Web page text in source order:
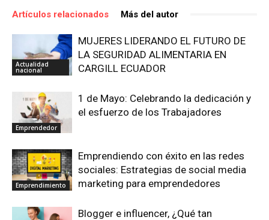
Artículos relacionados Más del autor
Actualidad
nacional
MUJERES LIDERANDO EL FUTURO DE
LA SEGURIDAD ALIMENTARIA EN
CARGILL ECUADOR
Emprendedor
1 de Mayo: Celebrando la dedicación y
el esfuerzo de los Trabajadores
Emprendimiento
Emprendiendo con éxito en las redes
sociales: Estrategias de social media
marketing para emprendedores
Blogger e influencer, ¿Qué tan